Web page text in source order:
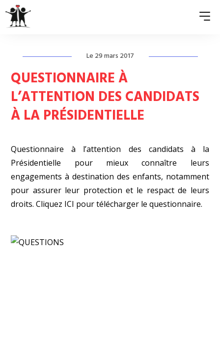
QUI SOMMES-NOUS ?
ASSOCIATIONS MEMBRES
NOS ACTIONS
ACTUALITÉS
PRESSE
Le 29 mars 2017
QUESTIONNAIRE À
L’ATTENTION DES CANDIDATS
À LA PRÉSIDENTIELLE
Questionnaire à l’attention des candidats à la
Présidentielle pour mieux connaître leurs
engagements à destination des enfants, notamment
pour assurer leur protection et le respact de leurs
droits.Cliquez ICI pour télécharger le questionnaire.